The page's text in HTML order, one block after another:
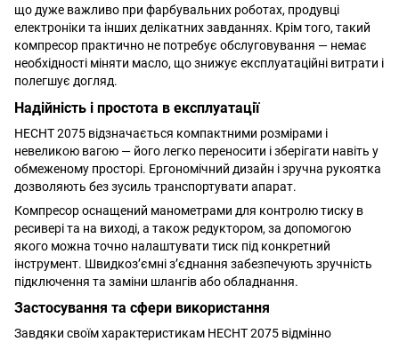
що дуже важливо при фарбувальних роботах, продувці
електроніки та інших делікатних завданнях. Крім того, такий
компресор практично не потребує обслуговування — немає
необхідності міняти масло, що знижує експлуатаційні витрати і
полегшує догляд.
Надійність і простота в експлуатації
HECHT 2075 відзначається компактними розмірами і
невеликою вагою — його легко переносити і зберігати навіть у
обмеженому просторі. Ергономічний дизайн і зручна рукоятка
дозволяють без зусиль транспортувати апарат.
Компресор оснащений манометрами для контролю тиску в
ресивері та на виході, а також редуктором, за допомогою
якого можна точно налаштувати тиск під конкретний
інструмент. Швидкоз’ємні з’єднання забезпечують зручність
підключення та заміни шлангів або обладнання.
Застосування та сфери використання
Завдяки своїм характеристикам HECHT 2075 відмінно